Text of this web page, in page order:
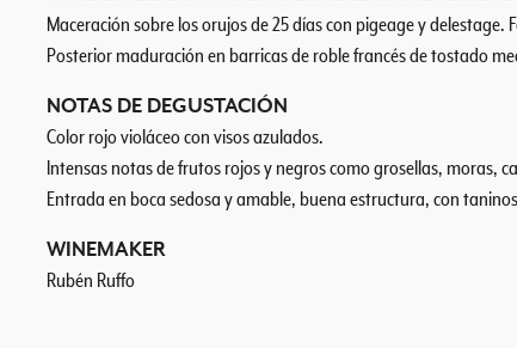
Maceración sobre los orujos de 25 días con pigeage y
Posterior maduración en barricas de roble francés de tostado
NOTAS DE DEGUSTACIÓN
Color rojo violáceo con visos azulados.
Intensas notas de frutos rojos y negros como grosellas, moras,
Entrada en boca sedosa y amable, buena estructura, con
WINEMAKER
Rubén Ruffo